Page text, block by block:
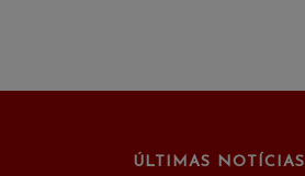
ÚLTIMAS NOTÍCIAS